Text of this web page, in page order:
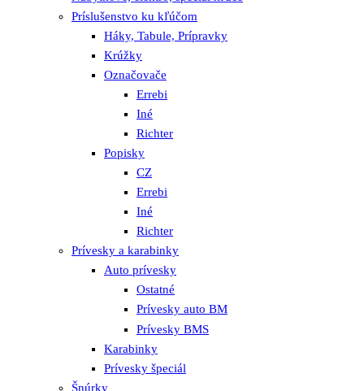
Príslušenstvo ku kľúčom
Háky, Tabule, Prípravky
Krúžky
Označovače
Errebi
Iné
Richter
Popisky
CZ
Errebi
Iné
Richter
Prívesky a karabinky
Auto prívesky
Ostatné
Prívesky auto BM
Prívesky BMS
Karabinky
Prívesky špeciál
Šnúrky